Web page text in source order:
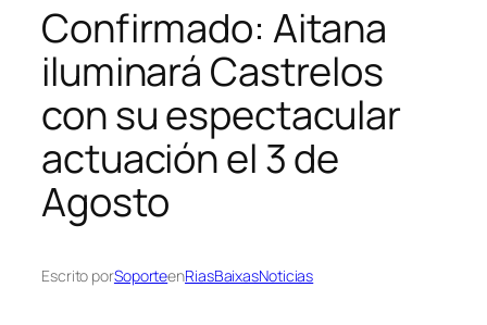
Confirmado: Aitana
iluminará Castrelos
con su espectacular
actuación el 3 de
Agosto
Escrito porSoporteenRiasBaixasNoticias